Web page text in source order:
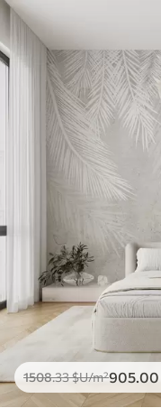
1508.33$U/m²905 .00